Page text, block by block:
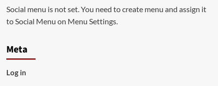
Social menu is not set. You need to create menu and assign it
to Social Menu on Menu Settings.
Meta
Log in